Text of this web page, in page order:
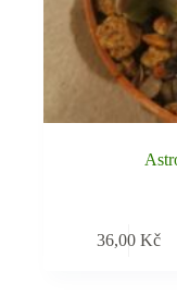
36,00Kč